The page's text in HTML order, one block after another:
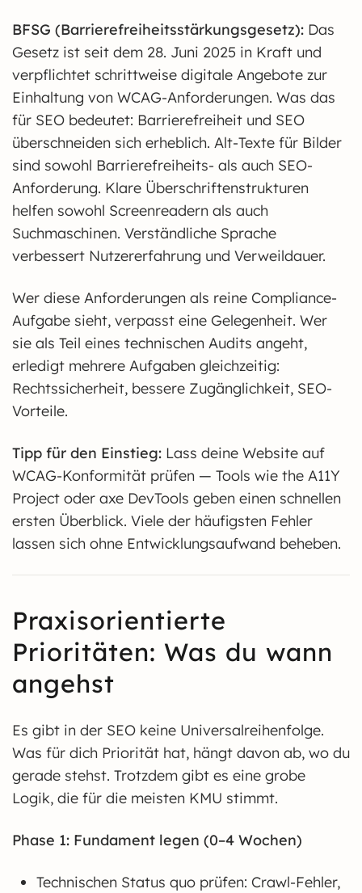
BFSG (Barrierefreiheitsstärkungsgesetz): Das
Gesetz ist seit dem 28. Juni 2025 in Kraft und
verpflichtet schrittweise digitale Angebote zur
Einhaltung von WCAG-Anforderungen. Was das
für SEO bedeutet: Barrierefreiheit und SEO
überschneiden sich erheblich. Alt-Texte für Bilder
sind sowohl Barrierefreiheits- als auch SEO-
Anforderung. Klare Überschriftenstrukturen
helfen sowohl Screenreadern als auch
Suchmaschinen. Verständliche Sprache
verbessert Nutzererfahrung und Verweildauer.
Wer diese Anforderungen als reine Compliance-
Aufgabe sieht, verpasst eine Gelegenheit. Wer
sie als Teil eines technischen Audits angeht,
erledigt mehrere Aufgaben gleichzeitig:
Rechtssicherheit, bessere Zugänglichkeit, SEO-
Vorteile.
Tipp für den Einstieg: Lass deine Website auf
WCAG-Konformität prüfen — Tools wie the A11Y
Project oder axe DevTools geben einen schnellen
ersten Überblick. Viele der häufigsten Fehler
lassen sich ohne Entwicklungsaufwand beheben.
Praxisorientierte
Prioritäten: Was du wann
angehst
Es gibt in der SEO keine Universalreihenfolge.
Was für dich Priorität hat, hängt davon ab, wo du
gerade stehst. Trotzdem gibt es eine grobe
Logik, die für die meisten KMU stimmt.
Phase 1: Fundament legen (0–4 Wochen)
Technischen Status quo prüfen: Crawl-Fehler,